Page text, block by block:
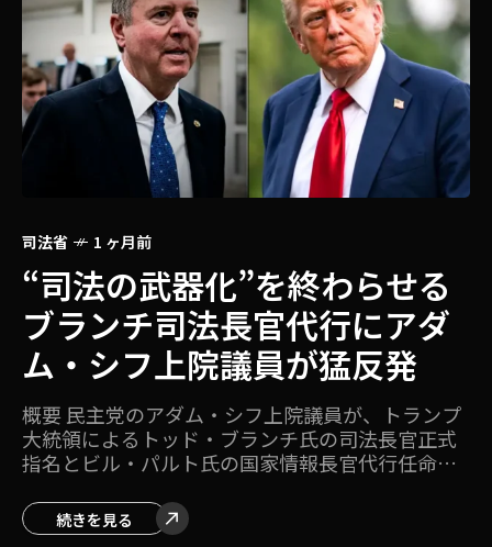
外交関係 2 ヶ月前
【米中首脳会談】舞台裏で起
こった衝突！トランプ大統領
訪中の「本当の現場」 WH
スタッフが中国警備員に踏み
にじられ、米報道陣が30分監
禁 「これが中国だ」と保守
派が激怒